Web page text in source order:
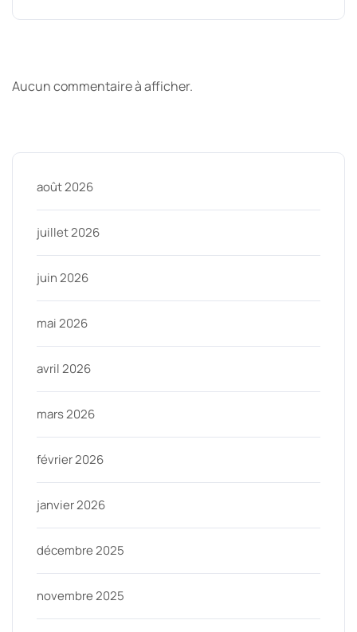
Aucun commentaire à afficher.
août 2026
juillet 2026
juin 2026
mai 2026
avril 2026
mars 2026
février 2026
janvier 2026
décembre 2025
novembre 2025